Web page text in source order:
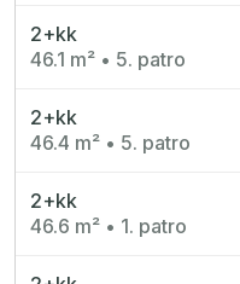
2+kk
46.1 m² • 5. patro
2+kk
46.4 m² • 5. patro
2+kk
46.6 m² • 1. patro